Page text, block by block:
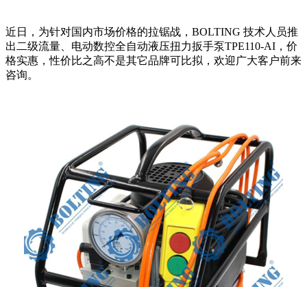
近日，为针对国内市场价格的拉锯战，BOLTING 技术人员推
出二级流量、电动数控全自动液压扭力扳手泵TPE110-AI，价
格实惠，性价比之高不是其它品牌可比拟，欢迎广大客户前来
咨询。